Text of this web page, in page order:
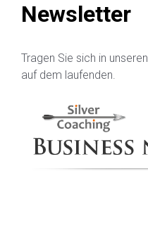
Newsletter
Tragen Sie sich in
auf dem laufenden.